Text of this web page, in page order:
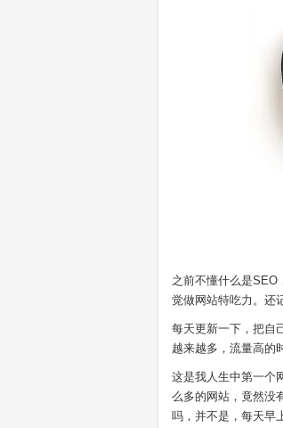
之前不懂什么是SEO
觉做网站特吃力。还
每天更新一下，把自
越来越多，流量高的
这是我人生中第一个
么多的网站，竟然没
吗，并不是，每天早